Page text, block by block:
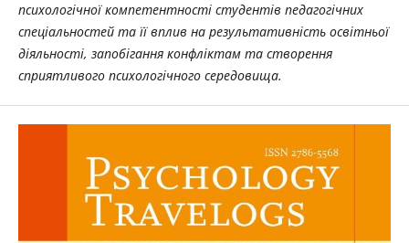
психологічної компетентності студентів педагогічних
спеціальностей та її вплив на результативність освітньої
діяльності, запобігання конфліктам та створення
сприятливого психологічного середовища.